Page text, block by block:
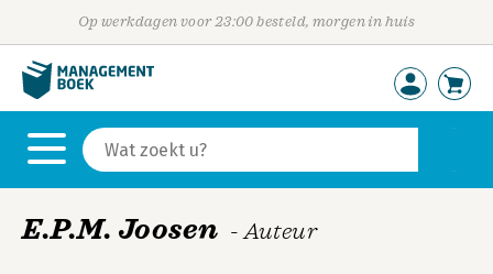
Op werkdagen voor 23:00 besteld, morgen in huis
E.P.M. Joosen - Auteur